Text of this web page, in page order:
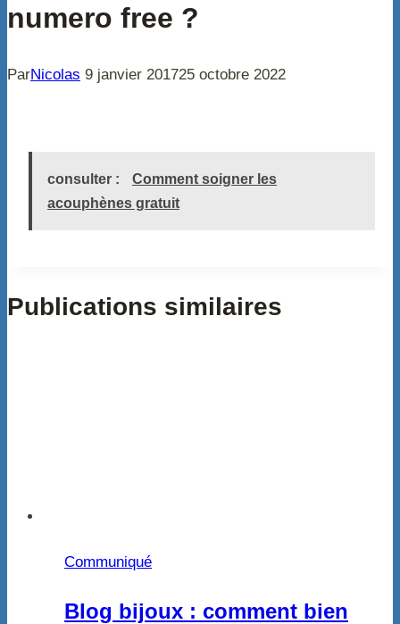
numero free ?
ParNicolas 9 janvier 201725 octobre 2022
consulter :
Comment soigner les
acouphènes gratuit
Publications similaires
Communiqué
Blog bijoux : comment bien